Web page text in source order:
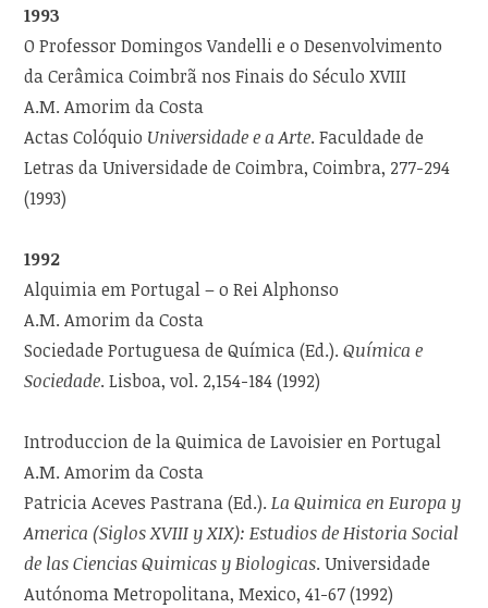
1993
O Professor Domingos Vandelli e o Desenvolvimento
da Cerâmica Coimbrã nos Finais do Século XVIII
A.M. Amorim da Costa
Actas Colóquio Universidade e a Arte. Faculdade de
Letras da Universidade de Coimbra, Coimbra, 277-294
(1993)
1992
Alquimia em Portugal – o Rei Alphonso
A.M. Amorim da Costa
Sociedade Portuguesa de Química (Ed.).Química e
Sociedade. Lisboa, vol. 2,154-184 (1992)
Introduccion de la Quimica de Lavoisier en Portugal
A.M. Amorim da Costa
Patricia Aceves Pastrana (Ed.). La Quimica en Europa y
America (Siglos XVIII y XIX): Estudios de Historia Social
de las Ciencias Quimicas y Biologicas. Universidade
Autónoma Metropolitana, Mexico, 41-67 (1992)